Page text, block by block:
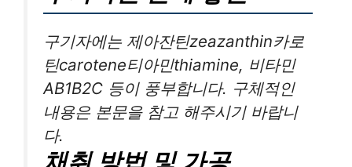
구기자에는 제아잔틴zeazanthin카로
틴carotene티아민thiamine, 비타민
AB1B2C 등이 풍부합니다. 구체적인
내용은 본문을 참고 해주시기 바랍니
다.
채취 방법 및 가공